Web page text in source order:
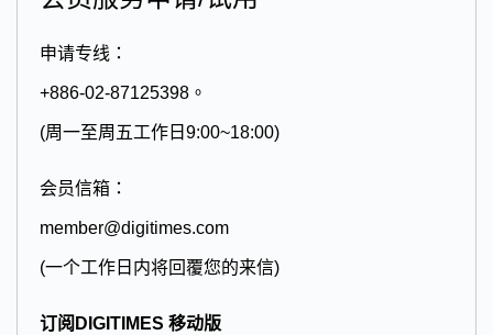
申请专线：
+886-02-87125398。
(周一至周五工作日9:00~18:00)
会员信箱：
member@digitimes.com
(一个工作日内将回覆您的来信)
订阅DIGITIMES 移动版